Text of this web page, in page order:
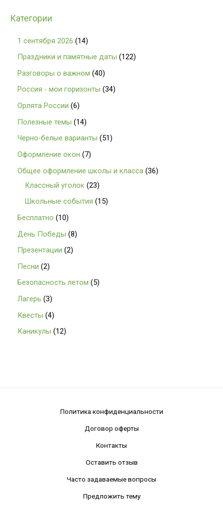
Категории
1 сентября 2026
14
Праздники и памятные даты
122
Разговоры о важном 40
Россия - мои горизонты 34
Орлята России 6
Полезные темы
14
Черно-белые варианты
51
Оформление окон
7
Общее оформление школы и класса 36
Классный уголок 23
Школьные события
15
Бесплатно
10
День Победы 8
Презентации 2
Песни 2
Безопасность летом
5
Лагерь 3
Квесты 4
Каникулы
12
Политика конфиденциальности
Договор оферты
Контакты
Оставить отзыв
Часто задаваемые вопросы
Предложить тему